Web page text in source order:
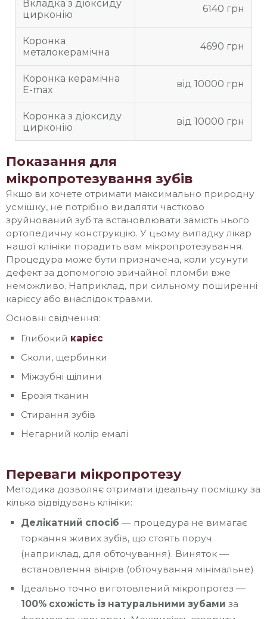
Вкладка з діоксиду
цирконію
6140 грн
Коронка
металокерамічна
4690 грн
Коронка керамічна
E-max
від 10000 грн
Коронка з діоксиду
цирконію
від 10000 грн
Показання для
мікропротезування зубів
Якщо ви хочете отримати максимально природну
усмішку, не потрібно видаляти частково
зруйнований зуб та встановлювати замість нього
ортопедичну конструкцію. У цьому випадку лікар
нашої клініки порадить вам мікропротезування.
Процедура може бути призначена, коли усунути
дефект за допомогою звичайної пломби вже
неможливо. Наприклад, при сильному поширенні
карієсу або внаслідок травми.
Основні свідчення:
Глибокий карієс
Сколи, щербинки
Міжзубні щілини
Ерозія тканин
Стирання зубів
Негарний колір емалі
Переваги мікропротезу
Методика дозволяє отримати ідеальну посмішку за
кілька відвідувань клініки:
Делікатний спосіб — процедура не вимагає
торкання живих зубів, що стоять поруч
(наприклад, для обточування). Виняток ―
встановлення вінірів (обточування мінімальне)
Ідеально точно виготовлений мікропротез ―
100% схожість із натуральними зубами за